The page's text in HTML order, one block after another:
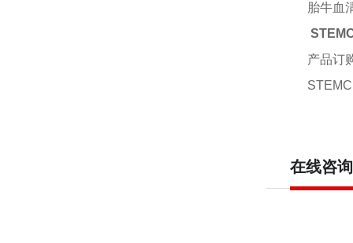
胎牛血
产品订
在线咨询